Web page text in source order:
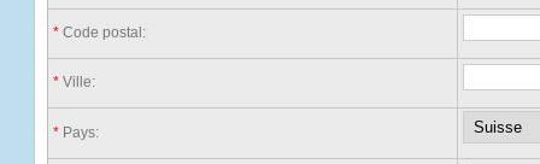
* Code postal:
* Ville:
* Pays: